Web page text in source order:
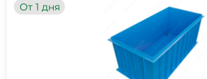
От 1 дня